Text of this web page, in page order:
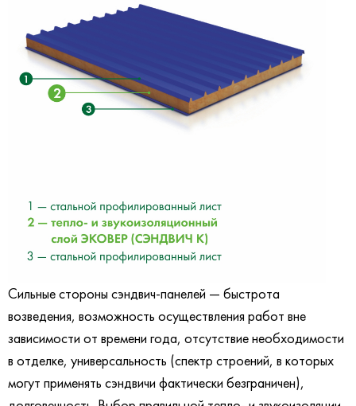
Сильные стороны сэндвич-панелей — быстрота
возведения, возможность осуществления работ вне
зависимости от времени года, отсутствие необходимости
в отделке, универсальность (спектр строений, в которых
могут применять сэндвичи фактически безграничен),